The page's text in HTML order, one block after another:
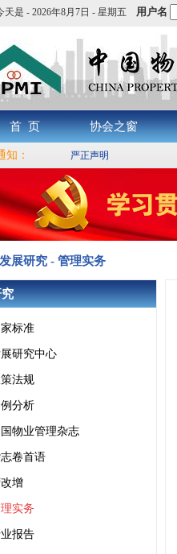
天是 - 2026年8月7日 - 星期五 用户名
首 页 协会之窗
知： 严正声明
展研究 - 管理实务
家标准
研究中心
法规
分析
物业管理杂志
卷首语
增
实务
报告